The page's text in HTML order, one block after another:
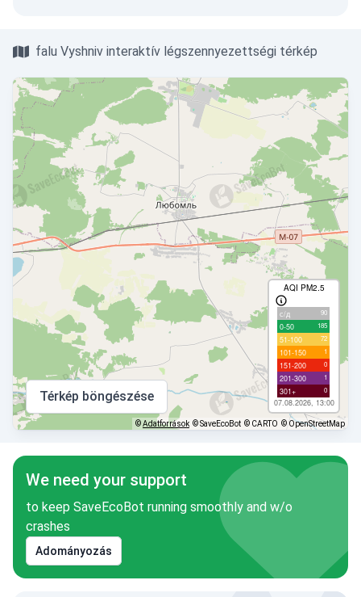
falu Vyshniv interaktív légszennyezettségi térkép
AQI PM2.5
с/д 90
0-50 185
51-100 72
101-150 1
151-200 0
201-300 1
301+ 0
07.08.2026, 13:00
Térkép böngészése
©Adatforrások © SaveEcoBot © CARTO © OpenStreetMap
We need your support
to keep SaveEcoBot running smoothly and w/o
crashes
Adományozás